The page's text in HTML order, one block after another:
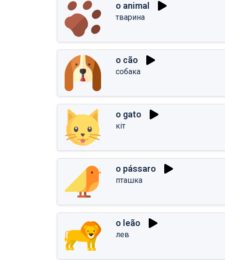
o animal
тварина
o cão
собака
o gato
кіт
o pássaro
пташка
o leão
лев